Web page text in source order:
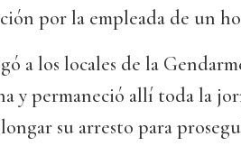
por la empleada de un
a los locales de la
y permaneció allí toda la
su arresto para